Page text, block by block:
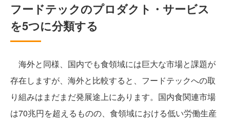
フードテックのプロダクト・サービス
を5つに分類する
海外と同様、国内でも食領域には巨大な市場と課題が
存在しますが、海外と比較すると、フードテックへの取
り組みはまだまだ発展途上にあります。国内食関連市場
は70兆円を超えるものの、食領域における低い労働生産